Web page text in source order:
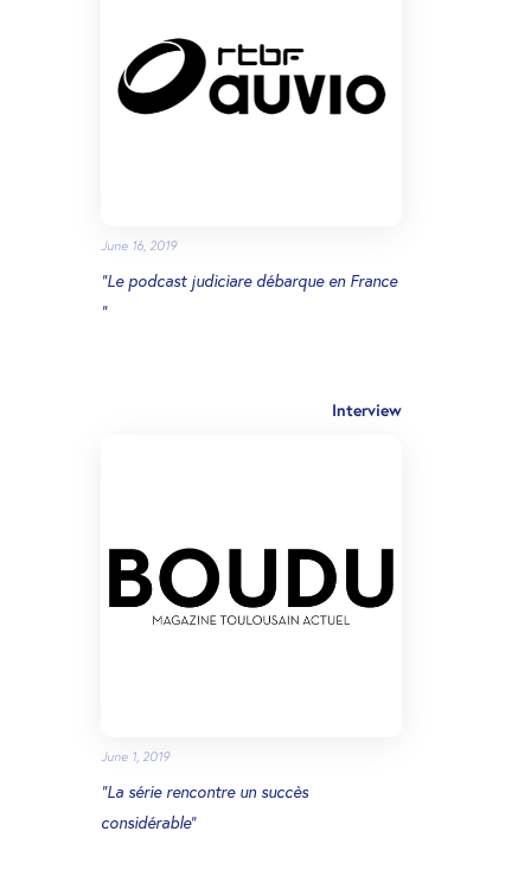
June 16, 2019
"Le podcast judiciare débarque en France
"
Interview
June 1, 2019
“La série rencontre un succès
considérable”